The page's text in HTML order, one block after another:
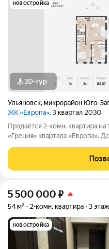
новостройка
3D-тур
Ульяновск, микрорайон Юго-
ЖК «Европа», 3 квартал 2030
Продаётся 2-комн. квартира
«Греция» квартала «Европа». Дом «Греция»
Ульяновска. Здесь продумано
уютный зелёный двор без
5 500 000 ₽
54 м² 2-комн. квартира 3
новостройка